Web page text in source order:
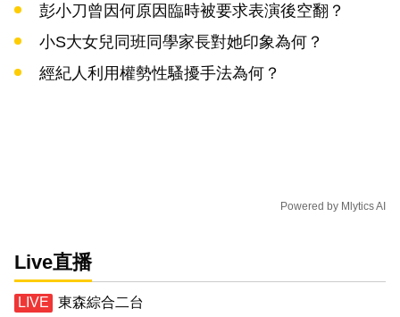
彭小刀曾因何原因臨時被要求表演後空翻？
小S大女兒同班同學家長對她印象為何？
經紀人利用權勢性騷擾手法為何？
Powered by Mlytics AI
Live直播
東森綜合二台